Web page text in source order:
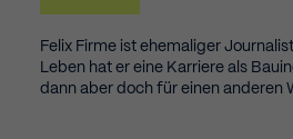
Felix Firme ist ehemaliger
Leben hat er eine Karriere als
dann aber doch für einen anderen